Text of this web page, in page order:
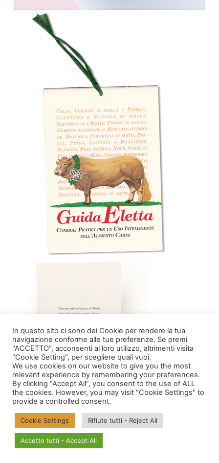
In questo sito ci sono dei Cookie per rendere la tua
navigazione conforme alle tue preferenze. Se premi
"ACCETTO", acconsenti al loro utilizzo, altrimenti visita
"Cookie Setting", per scegliere quali vuoi.
We use cookies on our website to give you the most
relevant experience by remembering your preferences.
By clicking “Accept All”, you consent to the use of ALL
the cookies. However, you may visit "Cookie Settings" to
provide a controlled consent.
Cookie Settings Rifiuto tutti - Reject All
Accetto tutti - Accept All